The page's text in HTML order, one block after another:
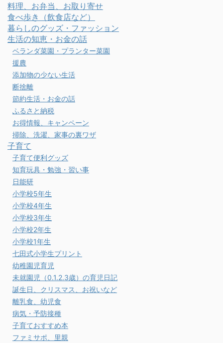
料理、お弁当、お取り寄せ
食べ歩き（飲食店など）
暮らしのグッズ・ファッション
生活の知恵・お金の話
ベランダ菜園・プランター菜園
援農
添加物の少ない生活
断捨離
節約生活・お金の話
ふるさと納税
お得情報、キャンペーン
掃除、洗濯、家事の裏ワザ
子育て
子育て便利グッズ
知育玩具・勉強・習い事
日能研
小学校5年生
小学校4年生
小学校3年生
小学校2年生
小学校1年生
七田式小学生プリント
幼稚園児育児
未就園児（0.1.2.3歳）の育児日記
誕生日、クリスマス、お祝いなど
離乳食、幼児食
病気・予防接種
子育ておすすめ本
ファミサポ、里親